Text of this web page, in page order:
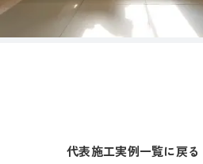
代表施工実例一覧に戻る